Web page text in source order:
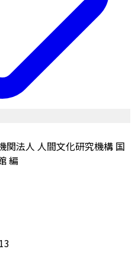
関法人 人間文化研究機構 国
編